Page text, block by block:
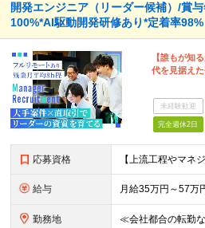
開発エンジニア（リーダー候補）/賞
100%*AI駆動開発研修あり*定着率98%
【誰もが知
代を見据え
未経験歓迎
完全週休2日
応募資格
給与
勤務地